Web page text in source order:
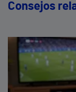
Consejos